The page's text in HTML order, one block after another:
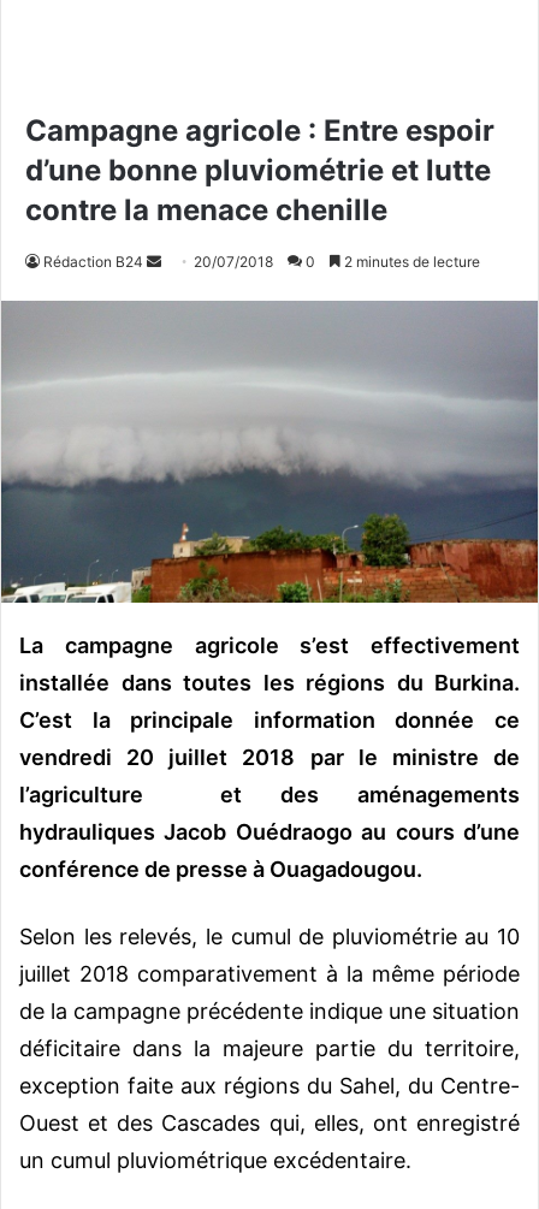
Campagne agricole : Entre espoir
d’une bonne pluviométrie et lutte
contre la menace chenille
Rédaction B24
y
u
r
e
l
20/07/2018 0 2 minutes de lecture
La campagne agricole s’est effectivement
installée dans toutes les régions du Burkina.
C’est la principale information donnée ce
vendredi 20 juillet 2018 par le ministre de
l’agriculture et des aménagements
hydrauliques Jacob Ouédraogo au cours d’une
conférence de presse à Ouagadougou.
Selon les relevés, le cumul de pluviométrie au 10
juillet 2018 comparativement à la même période
de la campagne précédente indique une situation
déficitaire dans la majeure partie du territoire,
exception faite aux régions du Sahel, du Centre-
Ouest et des Cascades qui, elles, ont enregistré
un cumul pluviométrique excédentaire.